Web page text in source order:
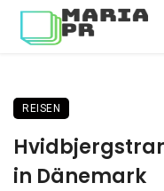
REISEN
in Dänemark